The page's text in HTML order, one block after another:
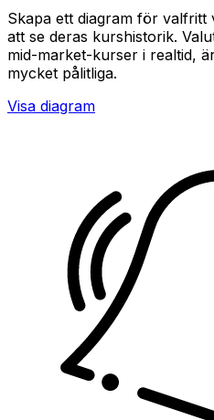
Skapa ett diagram för
att se deras kurshistorik.
mid-market-kurser i realtid,
mycket pålitliga.
Visa diagram